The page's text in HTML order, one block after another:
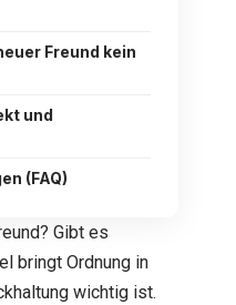
Freund kein
und
(FAQ)
? Gibt es
bringt Ordnung in
wichtig ist.